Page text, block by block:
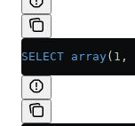
SELECT array( 1 ,